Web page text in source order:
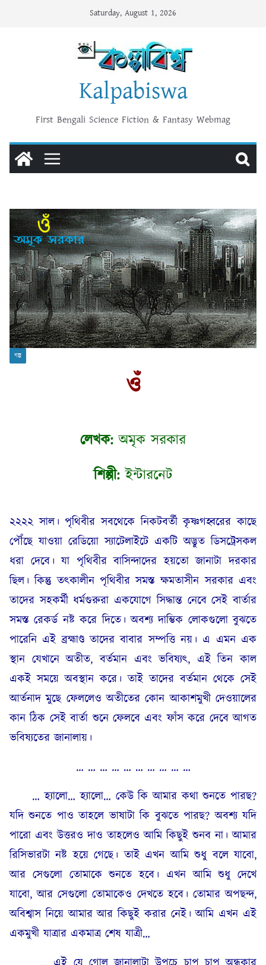
Saturday, August 1, 2026
Kalpabiswa
First Bengali Science Fiction & Fantasy Webmag
গল্প
ওঁ
লেখক: অমৃক সরকার
শিল্পী:ইন্টারনেট
২২২২ সাল। পৃথিবীর সবথেকে নিকটবর্তী কৃষ্ণগহ্বরের কাছে
পৌঁছে যাওয়া রেডিয়ো স্যাটেলাইটে একটি অদ্ভুত ডিসট্রেসকল
ধরা দেবে। যা পৃথিবীর বাসিন্দাদের হয়তো জানাটা দরকার
ছিল। কিন্তু তৎকালীন পৃথিবীর সমস্ত ক্ষমতাসীন সরকার এবং
তাদের সহকর্মী ধর্মগুরুরা একযোগে সিদ্ধান্ত নেবে সেই বার্তার
সমস্ত রেকর্ড নষ্ট করে দিতে। অবশ্য দাম্ভিক লোকগুলো বুঝতে
পারেনি এই ব্রহ্মাণ্ড তাদের বাবার সম্পত্তি নয়। এ এমন এক
স্থান যেখানে অতীত, বর্তমান এবং ভবিষ্যৎ, এই তিন কাল
একই সময়ে অবস্থান করে। তাই তাদের বর্তমান থেকে সেই
আর্তনাদ মুছে ফেললেও অতীতের কোন আকাশমুখী দেওয়ালের
কান ঠিক সেই বার্তা শুনে ফেলবে এবং ফাঁস করে দেবে আগত
ভবিষ্যতের জানালায়।
… … … … … … … … … …
… হ্যালো… হ্যালো… কেউ কি আমার কথা শুনতে পারছ?
যদি শুনতে পাও তাহলে ভাষাটা কি বুঝতে পারছ? অবশ্য যদি
পারো এবং উত্তরও দাও তাহলেও আমি কিছুই শুনব না। আমার
রিসিভারটা নষ্ট হয়ে গেছে। তাই এখন আমি শুধু বলে যাবো,
আর সেগুলো তোমাকে শুনতে হবে। এখন আমি শুধু দেখে
যাবো, আর সেগুলো তোমাকেও দেখতে হবে। তোমার অপছন্দ,
অবিশ্বাস নিয়ে আমার আর কিছুই করার নেই। আমি এখন এই
একমুখী যাত্রার একমাত্র শেষ যাত্রী…